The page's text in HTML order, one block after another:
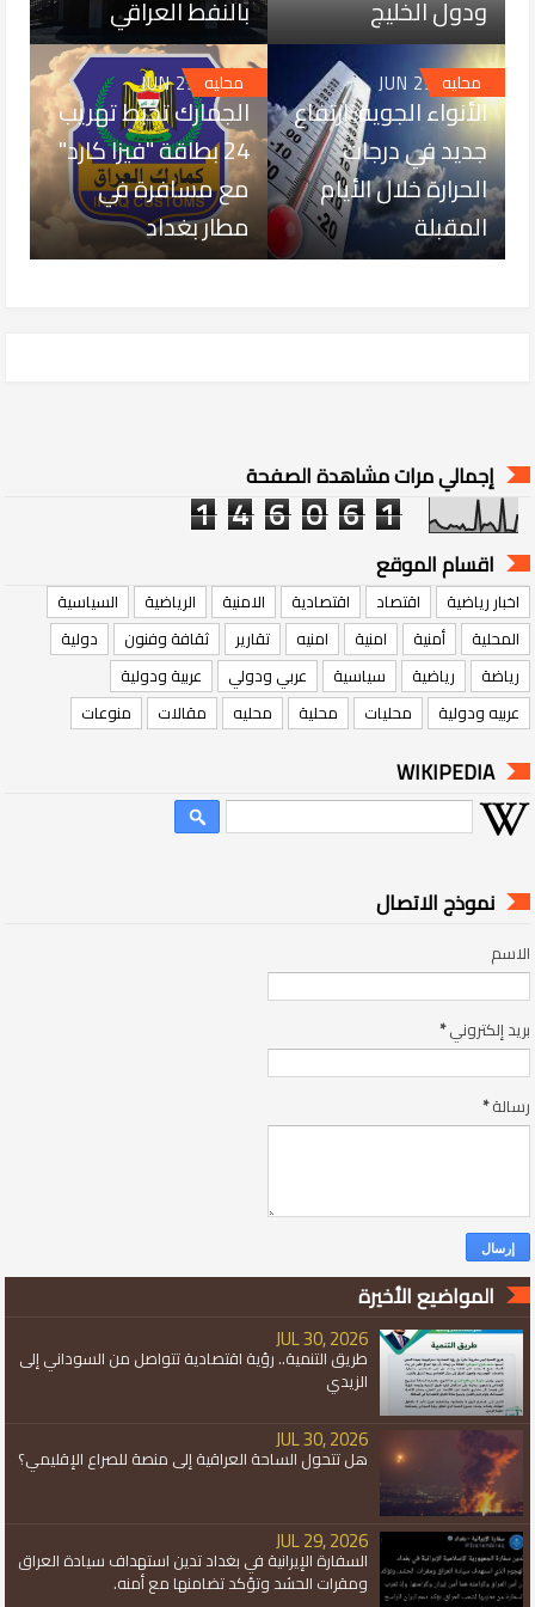
ودول الخليج
بالنفط العراقي
محليه
JUN 29, 2026
الأنواء الجوية: ارتفاع
جديد في درجات
الحرارة خلال الأيام
المقبلة
محليه
JUN 29, 2026
الجمارك تحبط تهريب
24 بطاقة "فيزا كارد"
مع مسافرة في
مطار بغداد
إجمالي مرات مشاهدة الصفحة
1 4 6 0 6 1
اقسام الموقع
اخبار رياضية اقتصاد اقتصادية الامنية الرياضية
السياسية
المحلية
أمنية امنية امنيه تقارير ثقافة وفنون
دولية
رياضة
رياضية سياسية عربي ودولي
عربية ودولية
عربيه ودولية
محليات محلية محليه مقالات منوعات
WIKIPEDIA
نموذج الاتصال
الاسم
بريد إلكتروني*
رسالة*
المواضيع الأخيرة
JUL 30, 2026
طريق التنمية.. رؤية اقتصادية تتواصل من السوداني إلى
الزيدي
JUL 30, 2026
هل تتحول الساحة العراقية إلى منصة للصراع الإقليمي؟
JUL 29, 2026
السفارة الإيرانية في بغداد تدين استهداف سيادة العراق
ومقرات الحشد وتؤكد تضامنها مع أمنه.